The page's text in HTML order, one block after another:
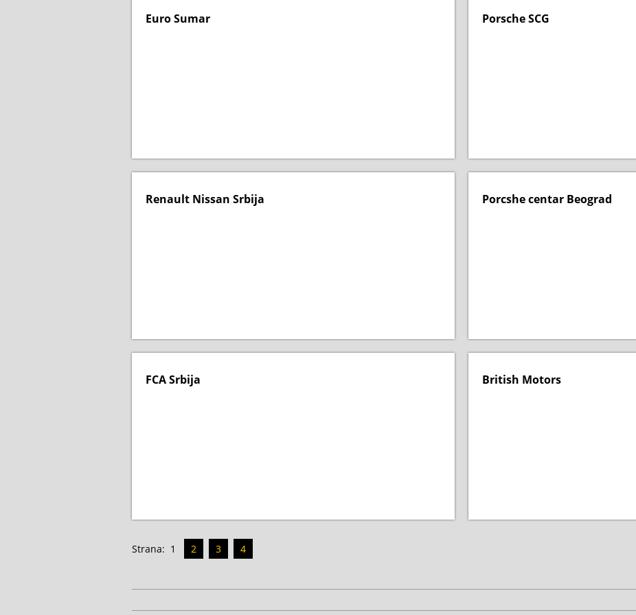
Euro Sumar Porsche SCG
Renault Nissan Srbija Porcshe centar Beograd
FCA Srbija British Motors
Strana: 1 2 3 4